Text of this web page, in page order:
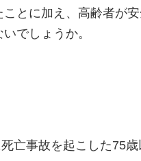
とに加え、高齢者が
でしょうか。
亡事故を起こした75